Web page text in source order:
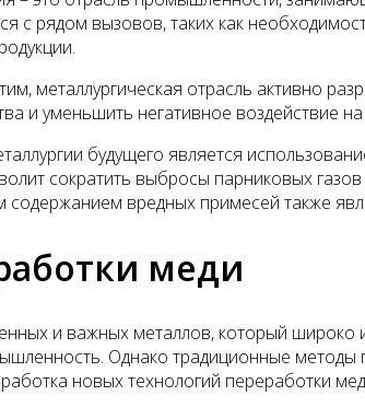
с рядом вызовов, таких как
металлургическая отрасль активно
и уменьшить негативное воздействие
будущего является
сократить выбросы парниковых
вредных примесей также
меди
и важных металлов, который широко
Однако традиционные методы
новых технологий переработки